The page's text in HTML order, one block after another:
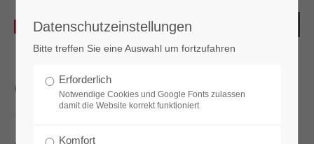
Glossar
Datenschutzeinstellungen
Bitte treffen Sie eine Auswahl um fortzufahren
Erforderlich
Notwendige Cookies und Google Fonts zulassen
damit die Website korrekt funktioniert
Komfort